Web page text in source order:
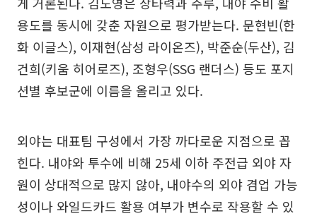
용도를 동시에 갖춘 자원으로 평가받는다. 문현빈(한
화 이글스), 이재현(삼성 라이온즈), 박준순(두산), 김
건희(키움 히어로즈), 조형우(SSG 랜더스) 등도 포지
션별 후보군에 이름을 올리고 있다.
외야는 대표팀 구성에서 가장 까다로운 지점으로 꼽
힌다. 내야와 투수에 비해 25세 이하 주전급 외야 자
원이 상대적으로 많지 않아, 내야수의 외야 겸업 가능
성이나 와일드카드 활용 여부가 변수로 작용할 수 있